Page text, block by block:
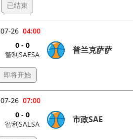
已结束
04:00
07-26
0 - 0
智利SAESA
普兰克萨萨
即将开始
07:00
07-26
0 - 0
智利SAESA
市政SAE